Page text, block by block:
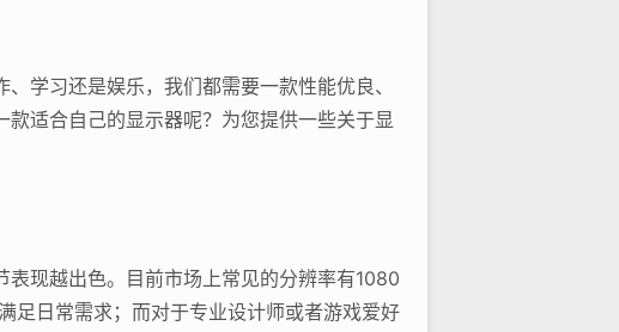
学习还是娱乐，我们都需要一款性能优良、
适合自己的显示器呢？为您提供一些关于显
现越出色。目前市场上常见的分辨率有1080
日常需求；而对于专业设计师或者游戏爱好